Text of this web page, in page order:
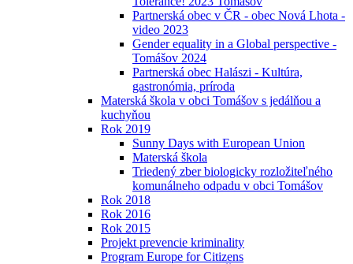
Partnerská obec v ČR - obec Nová Lhota -
video 2023
Gender equality in a Global perspective -
Tomášov 2024
Partnerská obec Halászi - Kultúra,
gastronómia, príroda
Materská škola v obci Tomášov s jedálňou a
kuchyňou
Rok 2019
Sunny Days with European Union
Materská škola
Triedený zber biologicky rozložiteľného
komunálneho odpadu v obci Tomášov
Rok 2018
Rok 2016
Rok 2015
Projekt prevencie kriminality
Program Europe for Citizens